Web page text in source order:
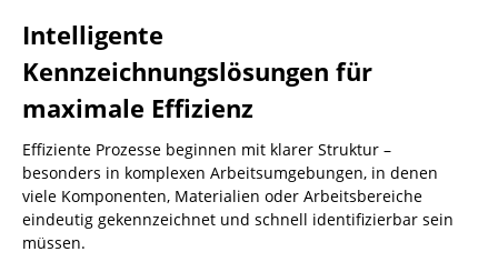
Intelligente
Kennzeichnungslösungen für
maximale Effizienz
Effiziente Prozesse beginnen mit klarer Struktur –
besonders in komplexen Arbeitsumgebungen, in denen
viele Komponenten, Materialien oder Arbeitsbereiche
eindeutig gekennzeichnet und schnell identifizierbar sein
müssen.